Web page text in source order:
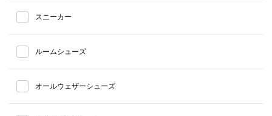
スニーカー
ルームシューズ
オールウェザーシューズ